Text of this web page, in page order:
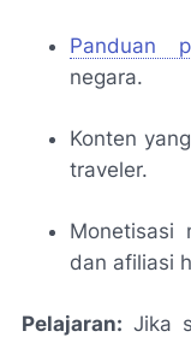
Panduan
negara.
Konten
traveler.
Monetisasi
dan afiliasi
Pelajaran: Jika